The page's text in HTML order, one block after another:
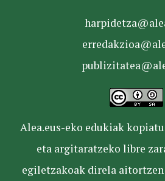
Alea.eus-eko edukiak
eta argitaratzeko libre
egiletzakoak direla aitortzen